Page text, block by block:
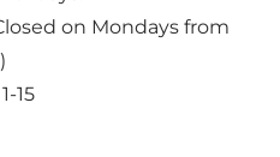
on Mondays from
15